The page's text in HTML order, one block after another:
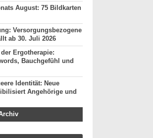
August: 75 Bildkarten
Versorgungsbezogene
ab 30. Juli 2026
Ergotherapie:
Bauchgefühl und
Identität: Neue
Angehörige und